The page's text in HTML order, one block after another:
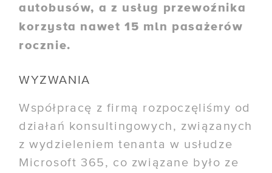
autobusów, a z usług przewoźnika
korzysta nawet 15 mln pasażerów
rocznie.
WYZWANIA
Współpracę z firmą rozpoczęliśmy od
działań konsultingowych, związanych
z wydzieleniem tenanta w usłudze
Microsoft 365, co związane było ze